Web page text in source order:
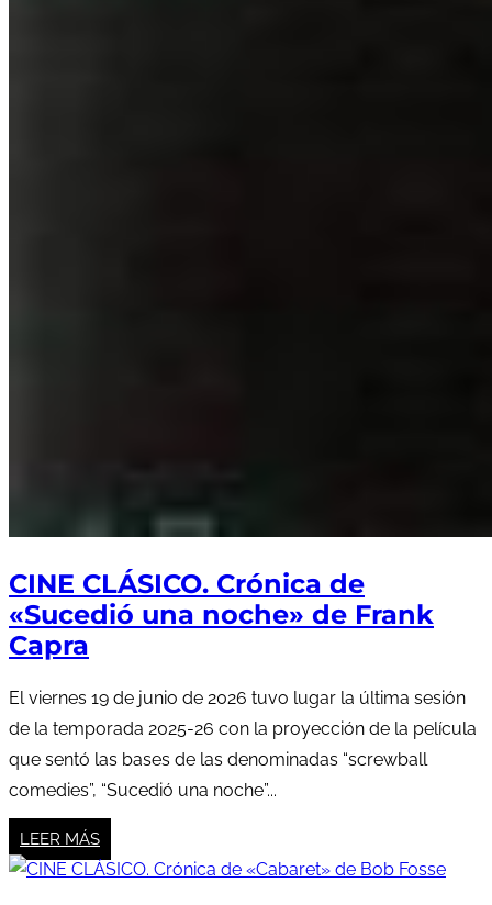
CINE CLÁSICO. Crónica de
«Sucedió una noche» de Frank
Capra
El viernes 19 de junio de 2026 tuvo lugar la última sesión
de la temporada 2025-26 con la proyección de la película
que sentó las bases de las denominadas “screwball
comedies”, “Sucedió una noche”...
LEER MÁS